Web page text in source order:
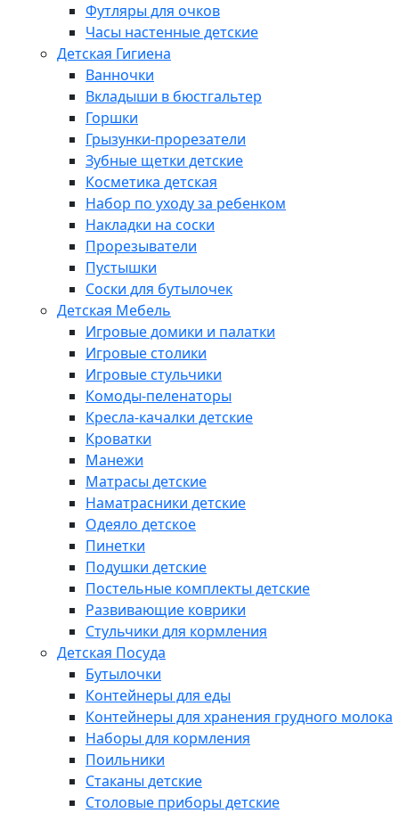
Футляры для очков
Часы настенные детские
Детская Гигиена
Ванночки
Вкладыши в бюстгальтер
Горшки
Грызунки-прорезатели
Зубные щетки детские
Косметика детская
Набор по уходу за ребенком
Накладки на соски
Прорезыватели
Пустышки
Соски для бутылочек
Детская Мебель
Игровые домики и палатки
Игровые столики
Игровые стульчики
Комоды-пеленаторы
Кресла-качалки детские
Кроватки
Манежи
Матрасы детские
Наматрасники детские
Одеяло детское
Пинетки
Подушки детские
Постельные комплекты детские
Развивающие коврики
Стульчики для кормления
Детская Посуда
Бутылочки
Контейнеры для еды
Контейнеры для хранения грудного молока
Наборы для кормления
Поильники
Стаканы детские
Столовые приборы детские